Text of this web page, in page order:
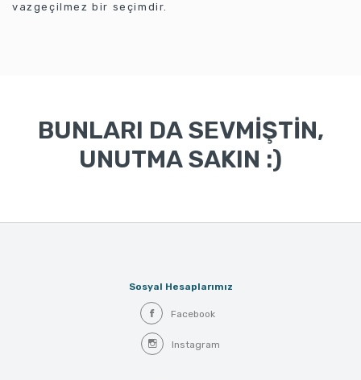
vazgeçilmez bir seçimdir.
BUNLARI DA SEVMİŞTİN,
UNUTMA SAKIN :)
Sosyal Hesaplarımız
Facebook
Instagram